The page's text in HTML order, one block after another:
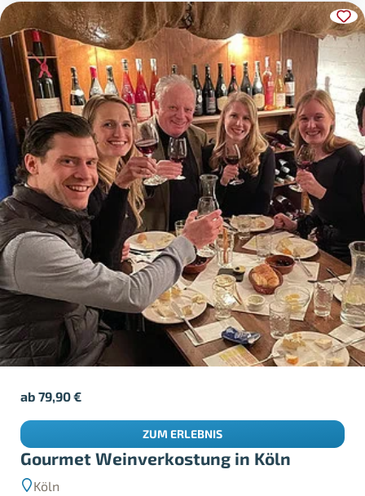
Gourmet Weinverkostung in Köln
Köln
ab79,90€
ZUM ERLEBNIS